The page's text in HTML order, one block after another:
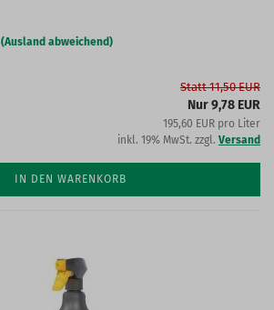
(Ausland abweichend)
Statt 11,50 EUR
Nur 9,78 EUR
195,60 EUR pro Liter
inkl. 19% MwSt. zzgl. Versand
IN DEN WARENKORB